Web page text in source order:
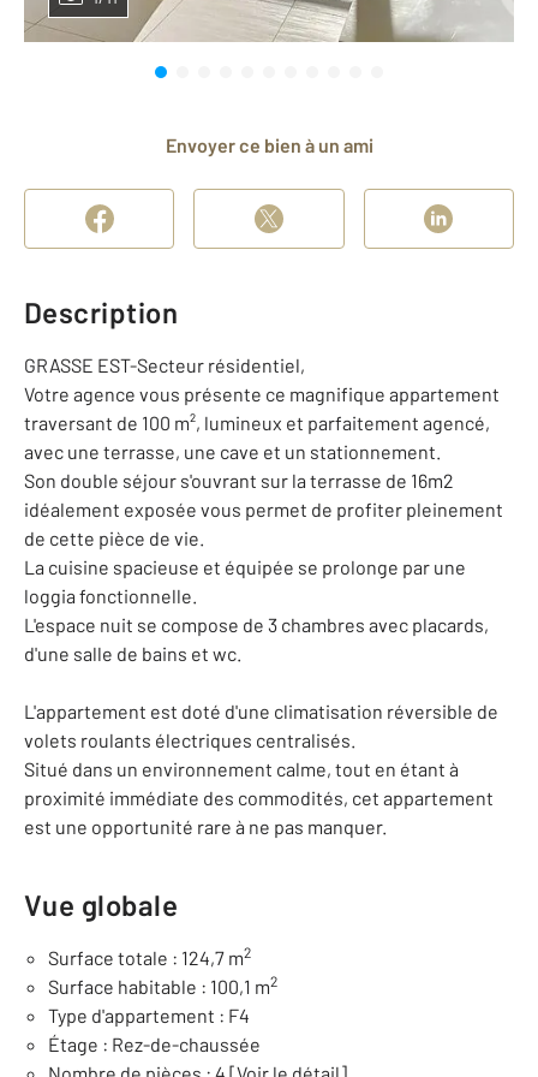
Envoyer ce bien à un ami
Description
GRASSE EST-Secteur résidentiel,
Votre agence vous présente ce magnifique appartement
traversant de 100 m², lumineux et parfaitement agencé,
avec une terrasse, une cave et un stationnement.
Son double séjour s'ouvrant sur la terrasse de 16m2
idéalement exposée vous permet de profiter pleinement
de cette pièce de vie.
La cuisine spacieuse et équipée se prolonge par une
loggia fonctionnelle.
L'espace nuit se compose de 3 chambres avec placards,
d'une salle de bains et wc.
L'appartement est doté d'une climatisation réversible de
volets roulants électriques centralisés.
Situé dans un environnement calme, tout en étant à
proximité immédiate des commodités, cet appartement
est une opportunité rare à ne pas manquer.
Vue globale
Surface totale : 124,7 m2
Surface habitable : 100,1 m2
Type d'appartement : F4
Étage : Rez-de-chaussée